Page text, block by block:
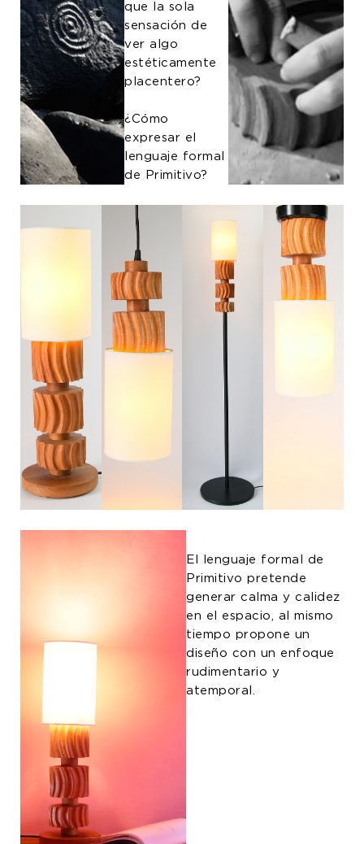
que la sola
sensación de
ver algo
estéticamente
placentero?
¿Cómo
expresar el
lenguaje formal
de Primitivo?
El lenguaje formal de
Primitivo pretende
generar calma y calidez
en el espacio, al mismo
tiempo propone un
diseño con un enfoque
rudimentario y
atemporal.